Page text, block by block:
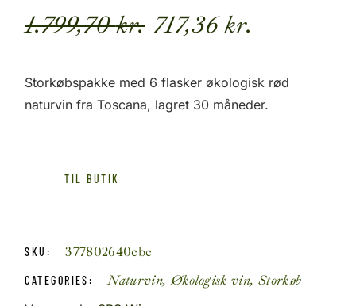
1.799,70kr.
Den
pris
var:
717,36kr.
Den
pris
er:
Storkøbspakke med 6 flasker økologisk rød
naturvin fra Toscana, lagret 30 måneder.
TIL BUTIK
SKU: 377802640cbc
CATEGORIES: Naturvin,Økologisk vin, Storkøb